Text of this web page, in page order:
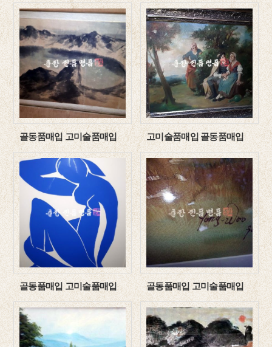
골동품매입 고미술품매입 고미술품매입 골동품매입
골동품매입 고미술품매입 골동품매입 고미술품매입